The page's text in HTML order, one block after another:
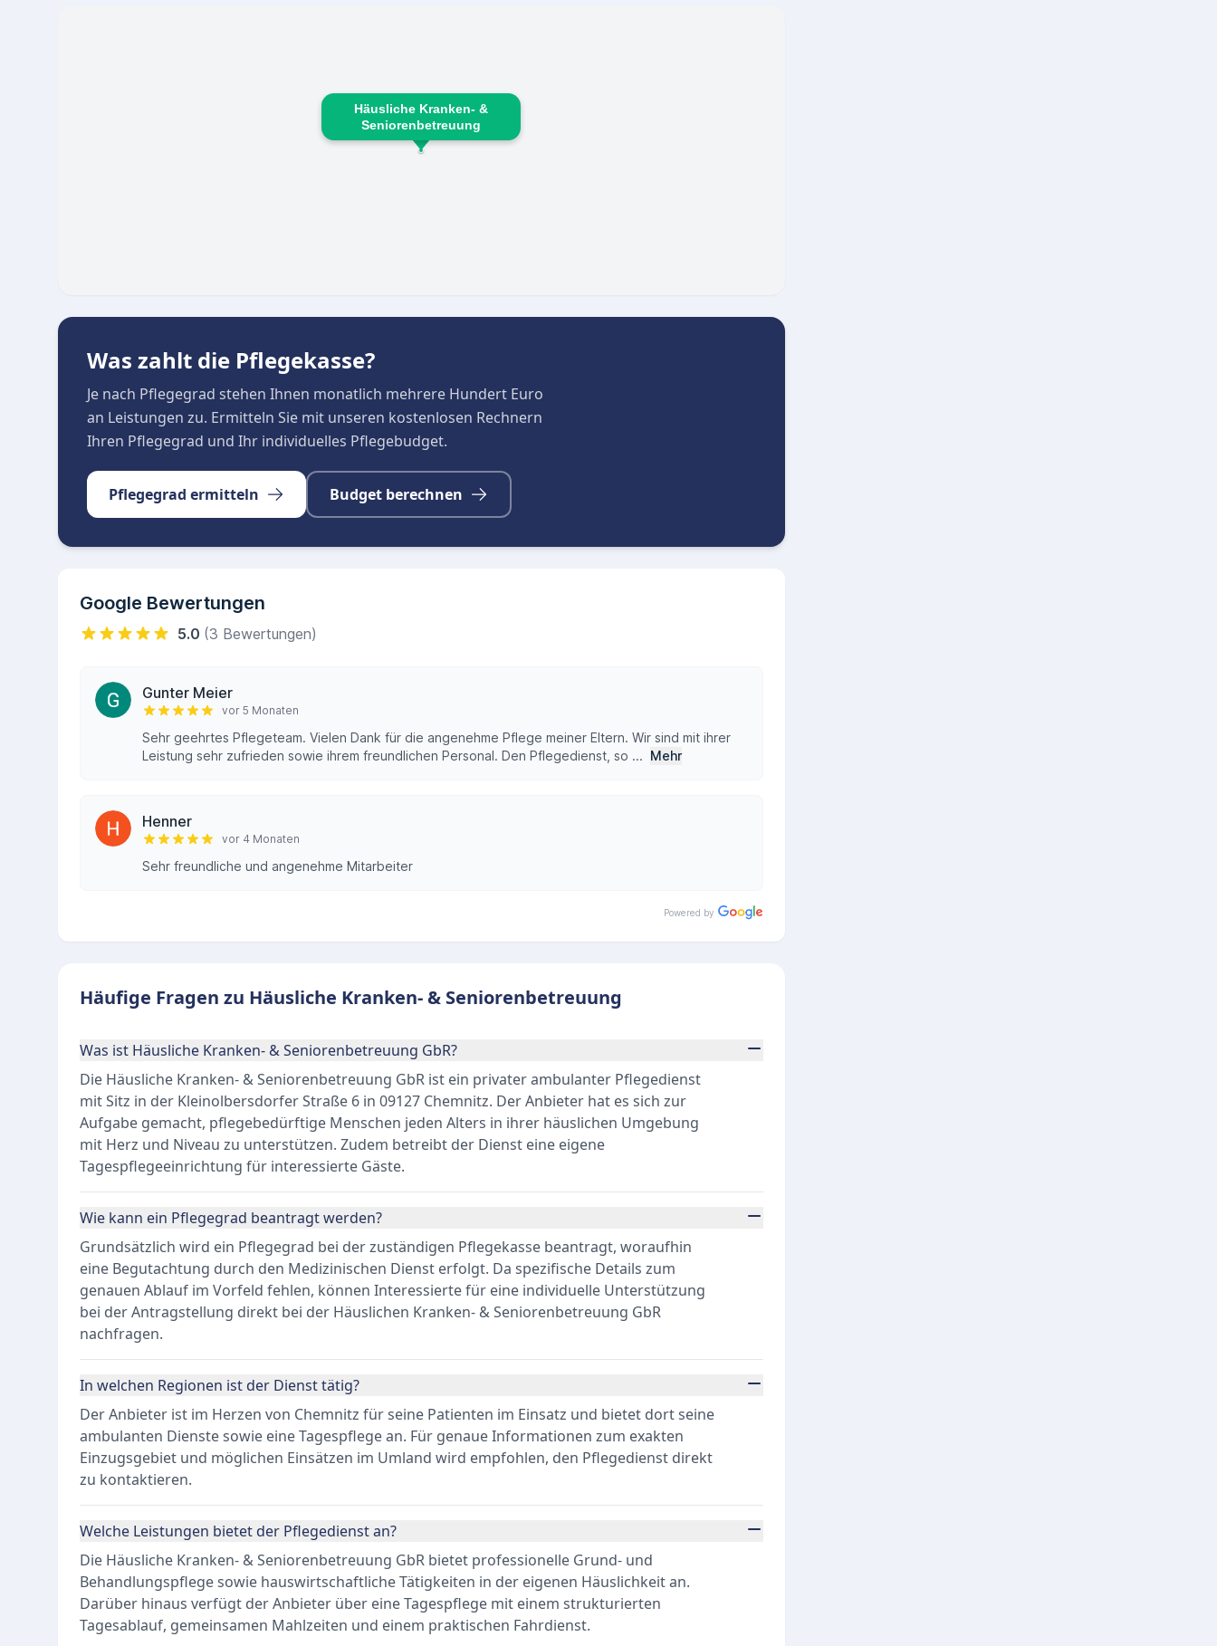
Häusliche Kranken- &
Seniorenbetreuung
Was zahlt die Pflegekasse?
Je nach Pflegegrad stehen Ihnen monatlich mehrere Hundert Euro
an Leistungen zu. Ermitteln Sie mit unseren kostenlosen Rechnern
Ihren Pflegegrad und Ihr individuelles Pflegebudget.
Pflegegrad ermitteln Budget berechnen
Google Bewertungen
5.0 (3 Bewertungen)
Gunter Meier
vor 5 Monaten
Sehr geehrtes Pflegeteam. Vielen Dank für die angenehme Pflege meiner Eltern. Wir sind mit ihrer
Leistung sehr zufrieden sowie ihrem freundlichen Personal. Den Pflegedienst, so ... Mehr
Henner
vor 4 Monaten
Sehr freundliche und angenehme Mitarbeiter
Powered by
Häufige Fragen zu Häusliche Kranken- & Seniorenbetreuung
Was ist Häusliche Kranken- & Seniorenbetreuung GbR?
Die Häusliche Kranken- & Seniorenbetreuung GbR ist ein privater ambulanter Pflegedienst
mit Sitz in der Kleinolbersdorfer Straße 6 in 09127 Chemnitz. Der Anbieter hat es sich zur
Aufgabe gemacht, pflegebedürftige Menschen jeden Alters in ihrer häuslichen Umgebung
mit Herz und Niveau zu unterstützen. Zudem betreibt der Dienst eine eigene
Tagespflegeeinrichtung für interessierte Gäste.
Wie kann ein Pflegegrad beantragt werden?
Grundsätzlich wird ein Pflegegrad bei der zuständigen Pflegekasse beantragt, woraufhin
eine Begutachtung durch den Medizinischen Dienst erfolgt. Da spezifische Details zum
genauen Ablauf im Vorfeld fehlen, können Interessierte für eine individuelle Unterstützung
bei der Antragstellung direkt bei der Häuslichen Kranken- & Seniorenbetreuung GbR
nachfragen.
In welchen Regionen ist der Dienst tätig?
Der Anbieter ist im Herzen von Chemnitz für seine Patienten im Einsatz und bietet dort seine
ambulanten Dienste sowie eine Tagespflege an. Für genaue Informationen zum exakten
Einzugsgebiet und möglichen Einsätzen im Umland wird empfohlen, den Pflegedienst direkt
zu kontaktieren.
Welche Leistungen bietet der Pflegedienst an?
Die Häusliche Kranken- & Seniorenbetreuung GbR bietet professionelle Grund- und
Behandlungspflege sowie hauswirtschaftliche Tätigkeiten in der eigenen Häuslichkeit an.
Darüber hinaus verfügt der Anbieter über eine Tagespflege mit einem strukturierten
Tagesablauf, gemeinsamen Mahlzeiten und einem praktischen Fahrdienst.